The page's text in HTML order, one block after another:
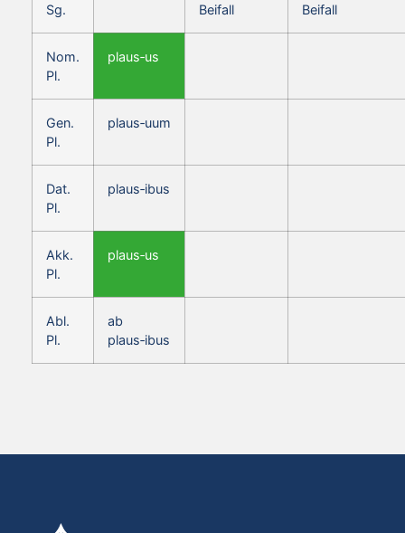
Sg.
Beifall
Beifall
Nom.
Pl.
plaus‑us
Gen.
Pl.
plaus‑uum
Dat.
Pl.
plaus‑ibus
Akk.
Pl.
plaus‑us
Abl.
Pl.
ab
plaus‑ibus